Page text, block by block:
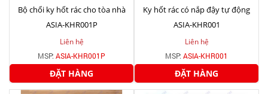
Bộ chổi ky hốt rác cho tòa nhà
ASIA-KHR001P
Liên hệ
MSP: ASIA-KHR001P
ĐẶT HÀNG
Ky hốt rác có nắp đậy tự động
ASIA-KHR001
Liên hệ
MSP: ASIA-KHR001
ĐẶT HÀNG